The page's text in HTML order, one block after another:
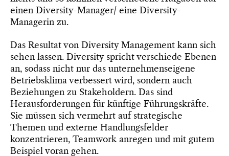
einen Diversity-Manager/ eine Diversity-
Managerin zu.
Das Resultat von Diversity Management kann sich
sehen lassen. Diversity spricht verschiede Ebenen
an, sodass nicht nur das unternehmenseigene
Betriebsklima verbessert wird, sondern auch
Beziehungen zu Stakeholdern. Das sind
Herausforderungen für künftige Führungskräfte.
Sie müssen sich vermehrt auf strategische
Themen und externe Handlungsfelder
konzentrieren, Teamwork anregen und mit gutem
Beispiel voran gehen.